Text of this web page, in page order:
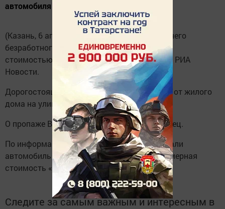
автомобиля поздно ночью в пятницу.
(Казань, 6 апреля, «Татар-информ). У 21-летнего
безработного москвича угнали «Мерседес»
стоимостью 8 миллионов рублей, сообщает РИА
Новости.
Дорогостоящий внедорожник был похищен от жилого
дома на улице Новаторов в Москве.
О пропаже ВИП-джипа сообщил сам владелец.
По информации СМИ, злоумышленники угнали
автомобиль «Mercedes Gelandewagen». Примерная
стоимость «немца» – 8 миллионов рублей.
Следите за самым важным и интересным в